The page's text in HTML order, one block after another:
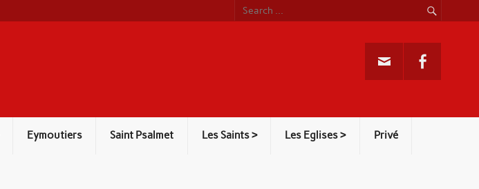
Eymoutiers Saint Psalmet Les Saints > Les Eglises > Privé